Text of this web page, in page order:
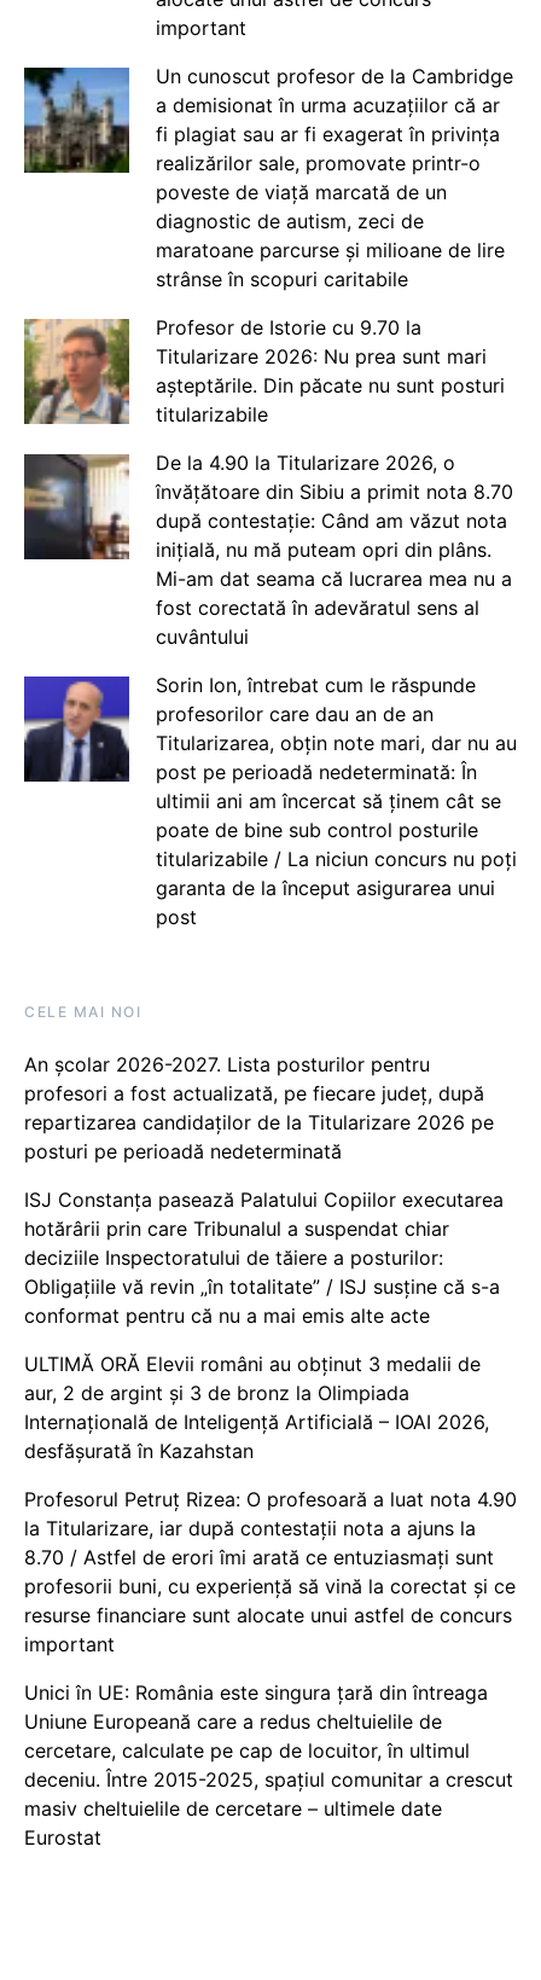
important
Un cunoscut profesor de la Cambridge
a demisionat în urma acuzațiilor că ar
fi plagiat sau ar fi exagerat în privința
realizărilor sale, promovate printr-o
poveste de viață marcată de un
diagnostic de autism, zeci de
maratoane parcurse și milioane de lire
strânse în scopuri caritabile
Profesor de Istorie cu 9.70 la
Titularizare 2026: Nu prea sunt mari
așteptările. Din păcate nu sunt posturi
titularizabile
De la 4.90 la Titularizare 2026, o
învățătoare din Sibiu a primit nota 8.70
după contestație: Când am văzut nota
inițială, nu mă puteam opri din plâns.
Mi-am dat seama că lucrarea mea nu a
fost corectată în adevăratul sens al
cuvântului
Sorin Ion, întrebat cum le răspunde
profesorilor care dau an de an
Titularizarea, obțin note mari, dar nu au
post pe perioadă nedeterminată: În
ultimii ani am încercat să ținem cât se
poate de bine sub control posturile
titularizabile / La niciun concurs nu poți
garanta de la început asigurarea unui
post
CELE MAI NOI
An școlar 2026-2027. Lista posturilor pentru
profesori a fost actualizată, pe fiecare județ, după
repartizarea candidaților de la Titularizare 2026 pe
posturi pe perioadă nedeterminată
ISJ Constanța pasează Palatului Copiilor executarea
hotărârii prin care Tribunalul a suspendat chiar
deciziile Inspectoratului de tăiere a posturilor:
Obligațiile vă revin „în totalitate” / ISJ susține că s-a
conformat pentru că nu a mai emis alte acte
ULTIMĂ ORĂ Elevii români au obținut 3 medalii de
aur, 2 de argint și 3 de bronz la Olimpiada
Internațională de Inteligență Artificială – IOAI 2026,
desfășurată în Kazahstan
Profesorul Petruț Rizea: O profesoară a luat nota 4.90
la Titularizare, iar după contestații nota a ajuns la
8.70 / Astfel de erori îmi arată ce entuziasmați sunt
profesorii buni, cu experiență să vină la corectat și ce
resurse financiare sunt alocate unui astfel de concurs
important
Unici în UE: România este singura țară din întreaga
Uniune Europeană care a redus cheltuielile de
cercetare, calculate pe cap de locuitor, în ultimul
deceniu. Între 2015-2025, spațiul comunitar a crescut
masiv cheltuielile de cercetare – ultimele date
Eurostat